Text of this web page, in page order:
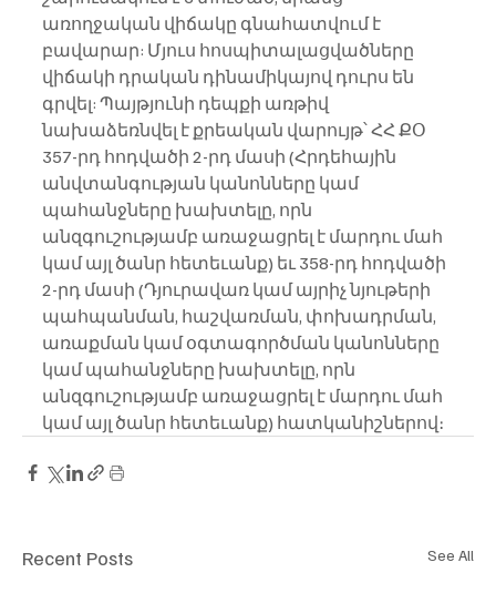
առողջական վիճակը գնահատվում է
բավարար: Մյուս հոսպիտալացվածները
վիճակի դրական դինամիկայով դուրս են
գրվել: Պայթյունի դեպքի առթիվ
նախաձեռնվել է քրեական վարույթ՝ ՀՀ ՔՕ
357-րդ հոդվածի 2-րդ մասի (Հրդեհային
անվտանգության կանոնները կամ
պահանջները խախտելը, որն
անզգուշությամբ առաջացրել է մարդու մահ
կամ այլ ծանր հետեւանք) եւ 358-րդ հոդվածի
2-րդ մասի (Դյուրավառ կամ այրիչ նյութերի
պահպանման, հաշվառման, փոխադրման,
առաքման կամ օգտագործման կանոնները
կամ պահանջները խախտելը, որն
անզգուշությամբ առաջացրել է մարդու մահ
կամ այլ ծանր հետեւանք) հատկանիշներով։
Recent Posts See All